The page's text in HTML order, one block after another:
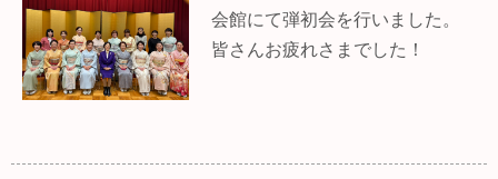
会館にて弾初会を行いました。
皆さんお疲れさまでした！